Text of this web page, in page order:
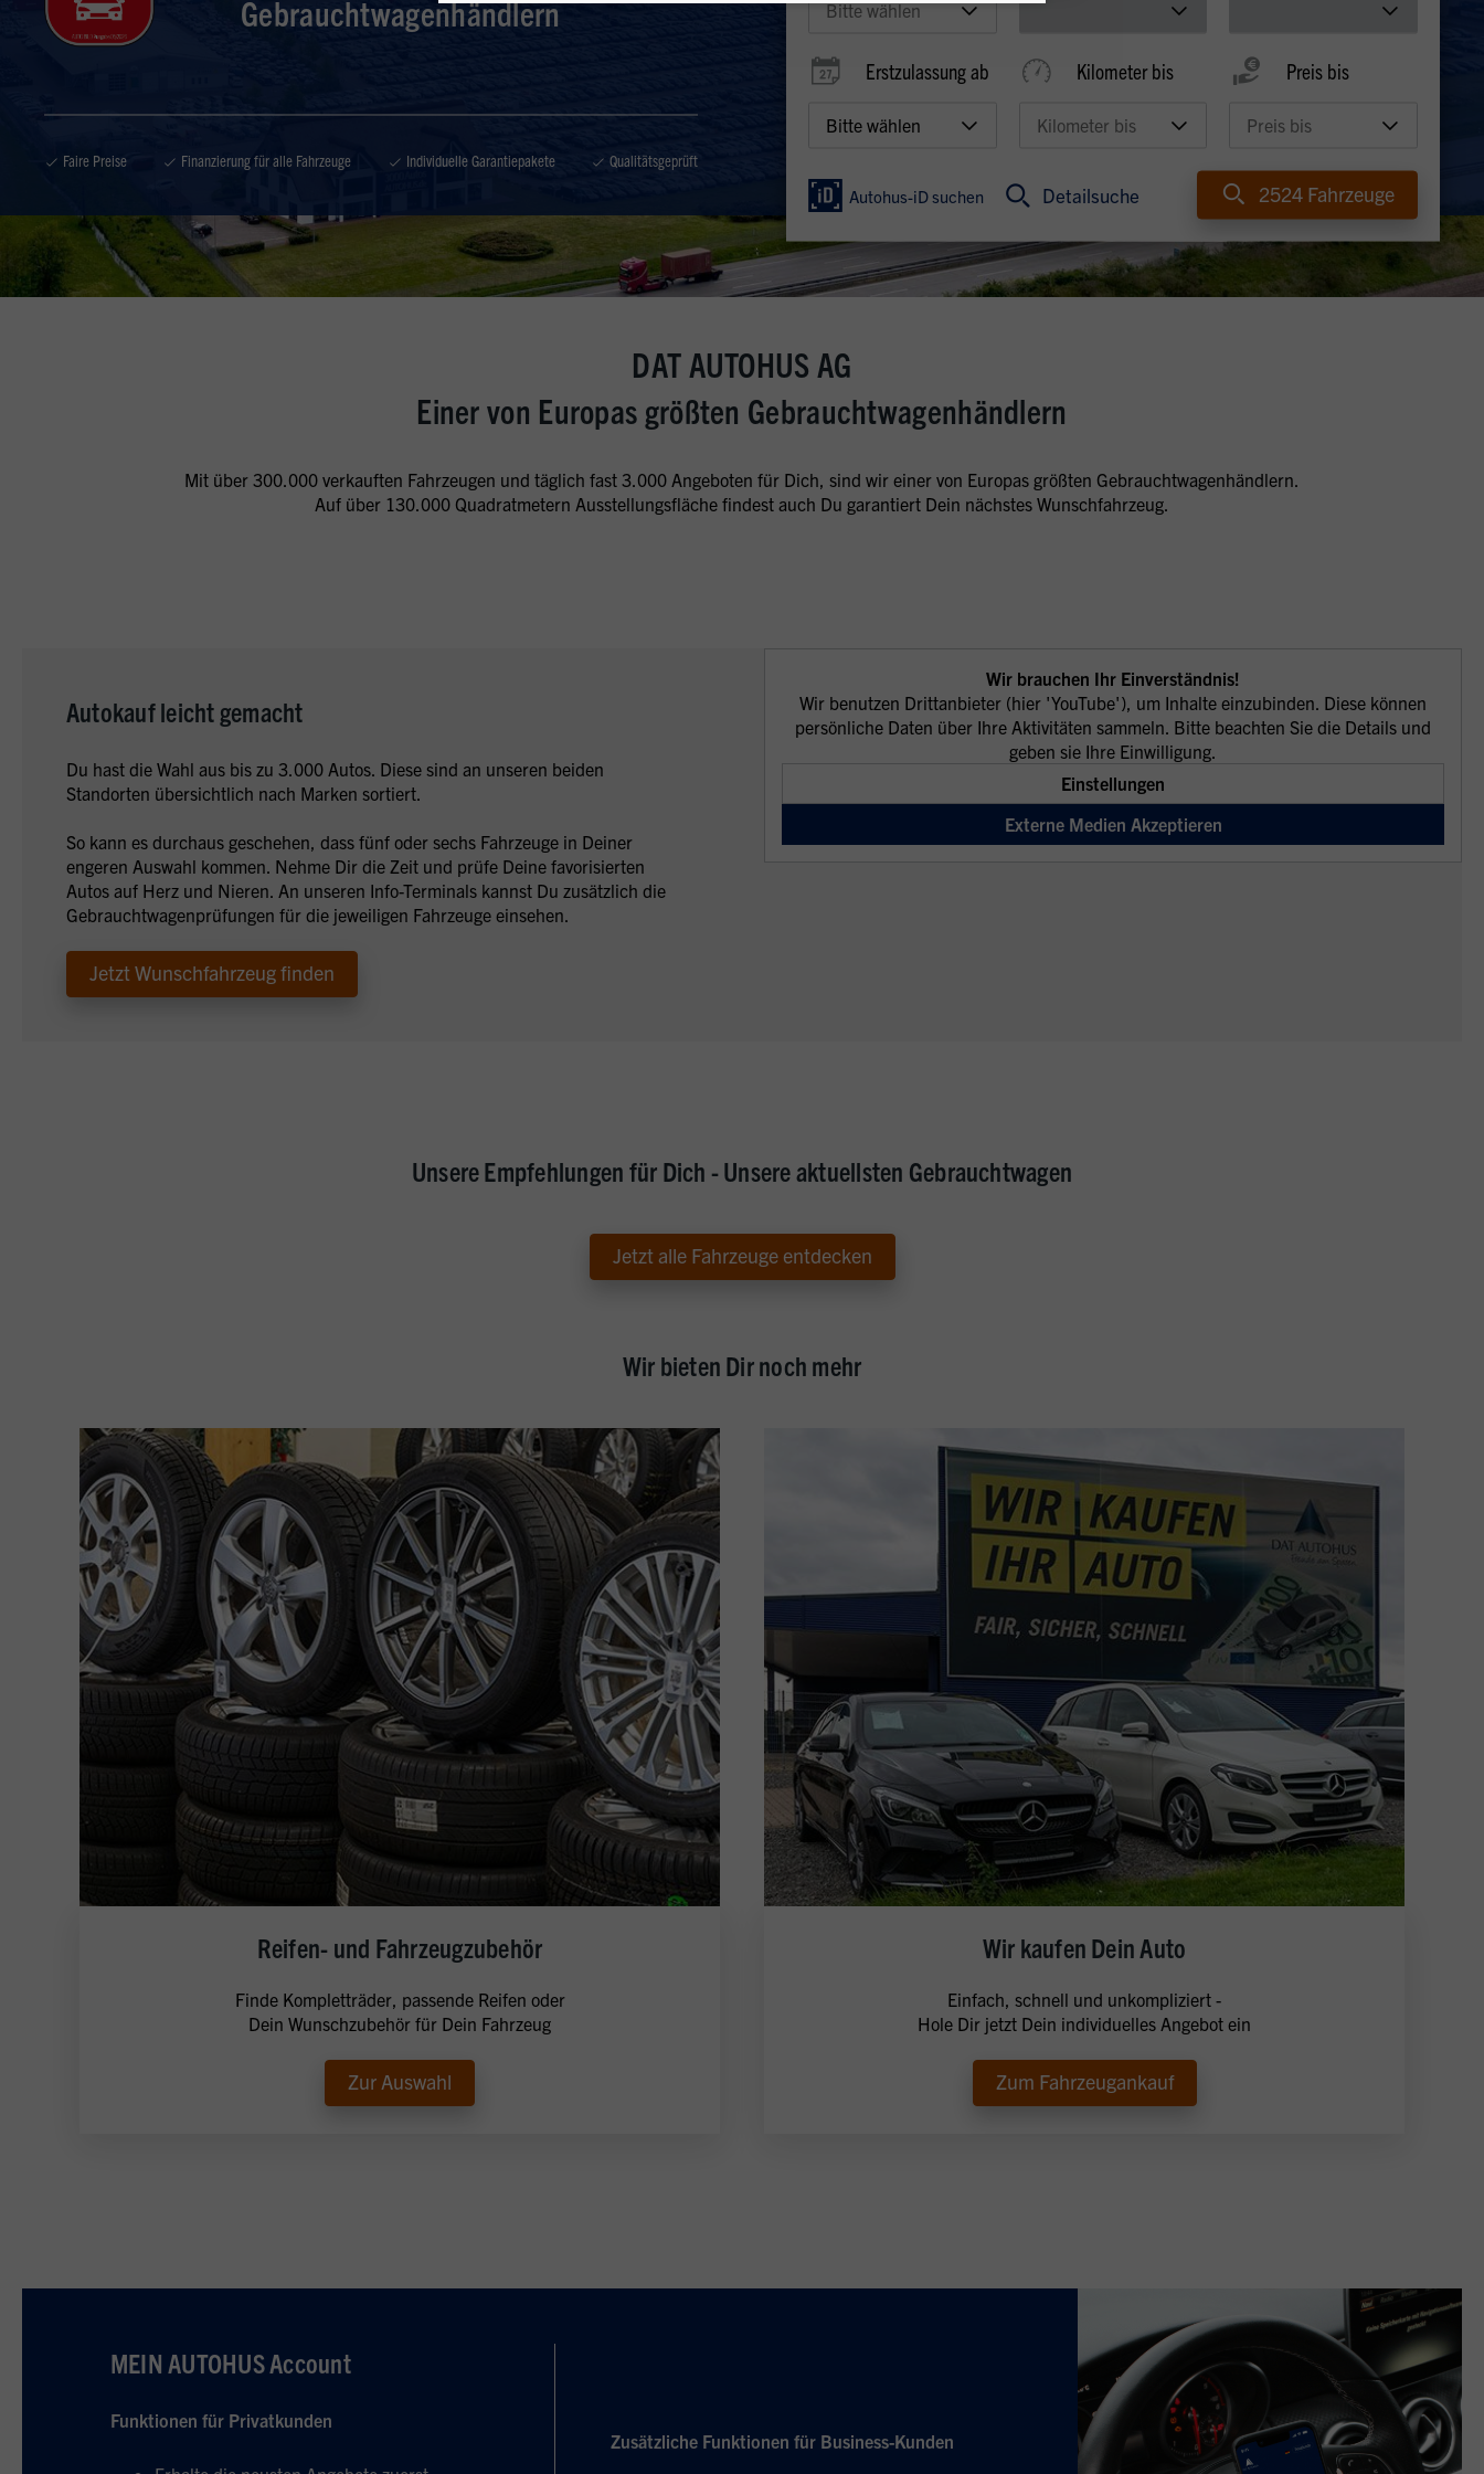
Gebrauchtwagenhändlern
Faire Preise Finanzierung für alle Fahrzeuge Individuelle Garantiepakete Qualitätsgeprüft
Erstzulassung ab Kilometer bis Preis bis
Autohus-iD suchen Detailsuche 2524 Fahrzeuge
DAT AUTOHUS AG
Einer von Europas größten Gebrauchtwagenhändlern
Mit über 300.000 verkauften Fahrzeugen und täglich fast 3.000 Angeboten für Dich, sind wir einer von Europas größten Gebrauchtwagenhändlern.
Auf über 130.000 Quadratmetern Ausstellungsfläche findest auch Du garantiert Dein nächstes Wunschfahrzeug.
Autokauf leicht gemacht
Du hast die Wahl aus bis zu 3.000 Autos. Diese sind an unseren beiden
Standorten übersichtlich nach Marken sortiert.
So kann es durchaus geschehen, dass fünf oder sechs Fahrzeuge in Deiner
engeren Auswahl kommen. Nehme Dir die Zeit und prüfe Deine favorisierten
Autos auf Herz und Nieren. An unseren Info-Terminals kannst Du zusätzlich die
Gebrauchtwagenprüfungen für die jeweiligen Fahrzeuge einsehen.
Jetzt Wunschfahrzeug finden
Wir brauchen Ihr Einverständnis!
Wir benutzen Drittanbieter (hier 'YouTube'), um Inhalte einzubinden. Diese können
persönliche Daten über Ihre Aktivitäten sammeln. Bitte beachten Sie die Details und
geben sie Ihre Einwilligung.
Einstellungen
Externe Medien Akzeptieren
Unsere Empfehlungen für Dich - Unsere aktuellsten Gebrauchtwagen
Jetzt alle Fahrzeuge entdecken
Wir bieten Dir noch mehr
Reifen- und Fahrzeugzubehör
Finde Kompletträder, passende Reifen oder
Dein Wunschzubehör für Dein Fahrzeug
Zur Auswahl
Wir kaufen Dein Auto
Einfach, schnell und unkompliziert -
Hole Dir jetzt Dein individuelles Angebot ein
Zum Fahrzeugankauf
MEIN AUTOHUS Account
Funktionen für Privatkunden
Zusätzliche Funktionen für Business-Kunden